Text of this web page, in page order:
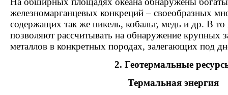
железномарганцевых конкреций – своеобразных
содержащих так же никель, кобальт, медь и др. В то
позволяют рассчитывать на обнаружение крупных
металлов в конкретных породах, залегающих под
2. Геотермальные
Термальная энергия